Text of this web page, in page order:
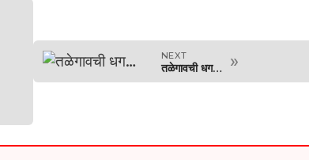
NEXT
तळेगावची धग… »